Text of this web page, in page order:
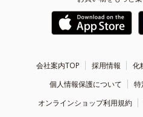
会社案内TOP 採用情報
化
個人情報保護について
特
オンラインショップ利用規約